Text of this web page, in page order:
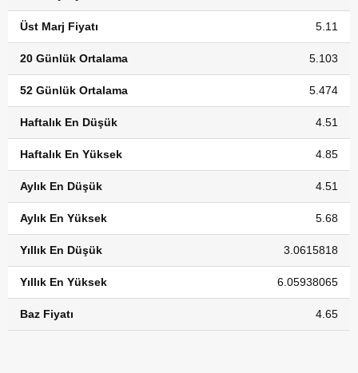
Üst Marj Fiyatı 5.11
20 Günlük Ortalama 5.103
52 Günlük Ortalama 5.474
Haftalık En Düşük 4.51
Haftalık En Yüksek 4.85
Aylık En Düşük 4.51
Aylık En Yüksek 5.68
Yıllık En Düşük 3.0615818
Yıllık En Yüksek 6.05938065
Baz Fiyatı 4.65